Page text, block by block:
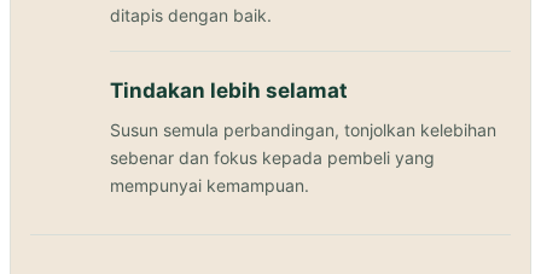
ditapis dengan baik.
Tindakan lebih selamat
Susun semula perbandingan, tonjolkan kelebihan
sebenar dan fokus kepada pembeli yang
mempunyai kemampuan.